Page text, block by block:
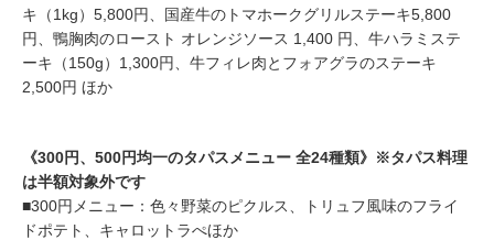
キ（1kg）5,800円、国産牛のトマホークグリルステーキ5,800
円、鴨胸肉のロースト オレンジソース 1,400 円、牛ハラミステ
ーキ（150g）1,300円、牛フィレ肉とフォアグラのステーキ
2,500円 ほか
《300円、500円均一のタパスメニュー 全24種類》※タパス料理
は半額対象外です
■300円メニュー：色々野菜のピクルス、トリュフ風味のフライ
ドポテト、キャロットラぺほか